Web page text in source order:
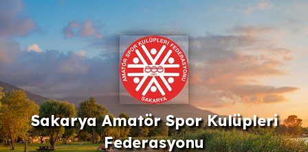
Sakarya Amatör Spor Kulüpleri
Federasyonu